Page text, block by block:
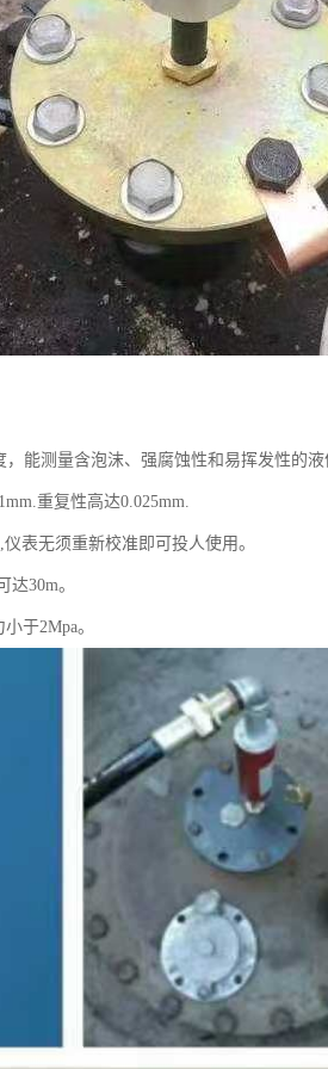
能测量含泡沫、强腐蚀性和易挥发性的液
重复性高达0.025mm.
表无须重新校准即可投人使用。
30m。
于2Mpa。